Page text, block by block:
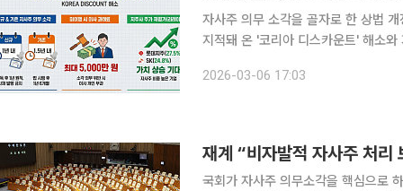
자사주 의무 소각을 골자로 한 상법
지적돼 온 '코리아 디스카운트' 해소
본회의를 통과한 데 이어, 전날 국무
2026-03-06 17:03
재계 “비자발적 자사주 처
국회가 자사주 의무소각을 핵심으로